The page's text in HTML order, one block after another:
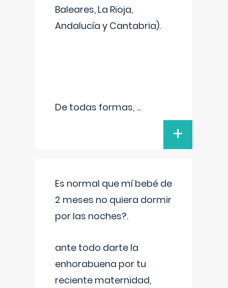
Baleares, La Rioja,
Andalucía y Cantabria).
De todas formas, ...
+
Es normal que mí bebé de
2 meses no quiera dormir
por las noches?.
ante todo darte la
enhorabuena por tu
reciente maternidad,